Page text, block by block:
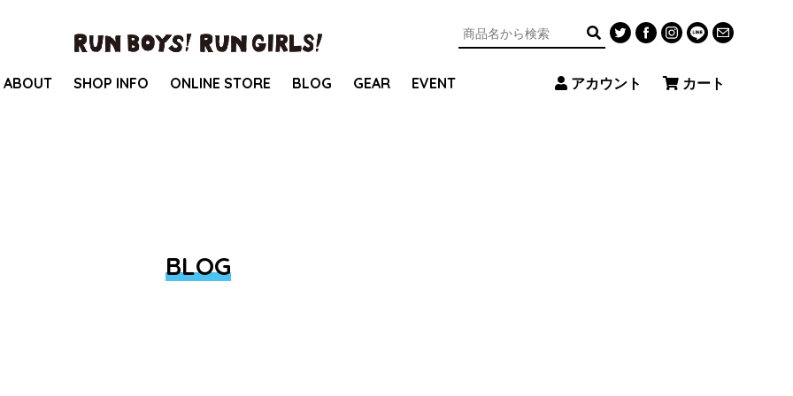
ABOUT SHOP INFO ONLINE STORE BLOG GEAR EVENT アカウント カート
BLOG